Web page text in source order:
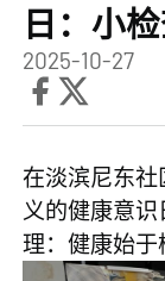
日：小
2025-10-27
在淡滨尼东社
义的健康意
理：健康始于